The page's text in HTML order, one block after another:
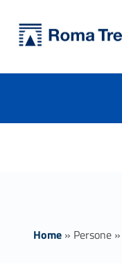
Dott.ssa ROSALBA CHIARINI - Università Roma Tre
Home» Persone»